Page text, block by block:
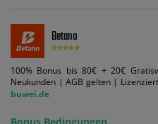
Betano
100% Bonus bis 80€ + 20€
Neukunden | AGB gelten |
buwei.de